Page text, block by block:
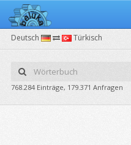
Deutsch Türkisch
768.284 Einträge, 179.371 Anfragen